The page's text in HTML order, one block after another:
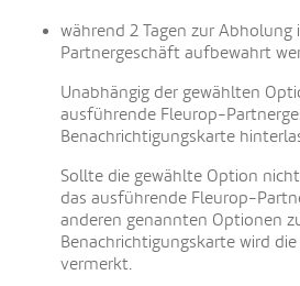
während 2 Tagen zur
Partnergeschäft aufbewahrt
Unabhängig der gewählten
ausführende Fleurop-
Benachrichtigungskarte
Sollte die gewählte Option
das ausführende Fleurop-
anderen genannten Optionen
Benachrichtigungskarte wird
vermerkt.